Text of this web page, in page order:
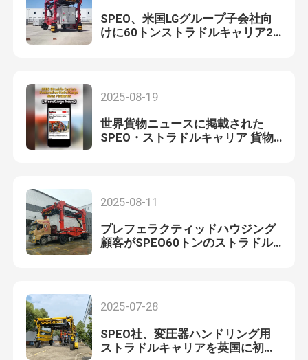
SPEO、米国LGグループ子会社向
けに60トンストラドルキャリア2
2025-08-19
世界貨物ニュースに掲載された
SPEO・ストラドルキャリア 貨物
2025-08-11
プレフェラクティッドハウジング
顧客がSPEO60トンのストラドル
2025-07-28
SPEO社、変圧器ハンドリング用
ストラドルキャリアを英国に初出